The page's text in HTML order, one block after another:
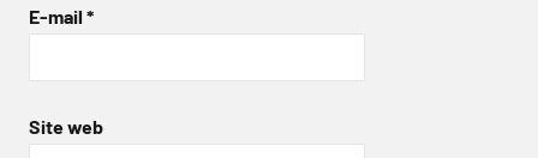
E-mail *
Site web